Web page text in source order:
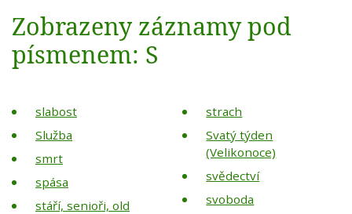
Zobrazeny záznamy pod
písmenem: S
slabost
Služba
smrt
spása
stáří, senioři, old
strach
Svatý týden
(Velikonoce)
svědectví
svoboda